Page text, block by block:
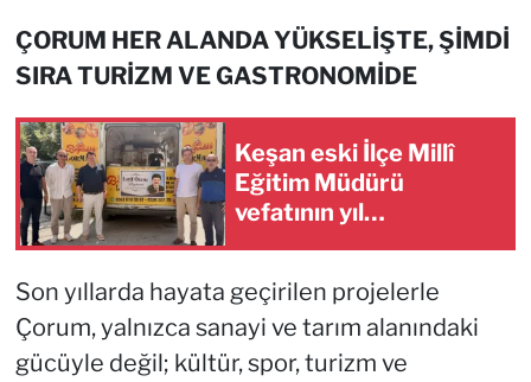
ÇORUM HER ALANDA YÜKSELİŞTE, ŞİMDİ
SIRA TURİZM VE GASTRONOMİDE
Keşan eski İlçe Millî
Eğitim Müdürü
vefatının yıl
Son yıllarda hayata geçirilen projelerle
Çorum, yalnızca sanayi ve tarım alanındaki
gücüyle değil; kültür, spor, turizm ve